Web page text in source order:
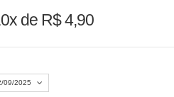
de R$ 4,90
09/2025